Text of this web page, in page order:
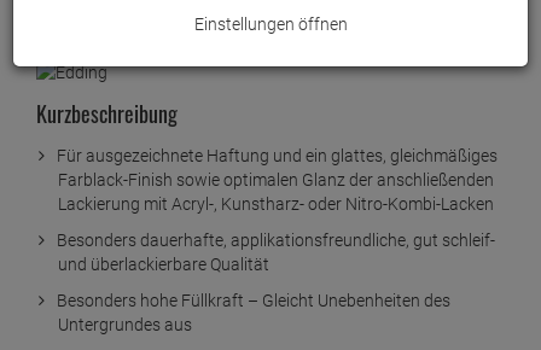
Kurzbeschreibung
Für ausgezeichnete Haftung und ein glattes, gleichmäßiges
Farblack-Finish sowie optimalen Glanz der anschließenden
Lackierung mit Acryl-, Kunstharz- oder Nitro-Kombi-Lacken
Besonders dauerhafte, applikationsfreundliche, gut schleif-
und überlackierbare Qualität
Besonders hohe Füllkraft – Gleicht Unebenheiten des
Untergrundes aus
Einstellungen öffnen